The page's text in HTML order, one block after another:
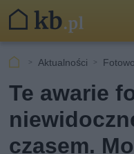
Aktualności
Te awarie
czasem.